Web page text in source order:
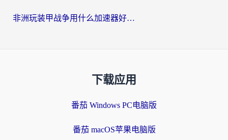
非洲玩装甲战争用什么加速器好？海外党亲测有效的国服游戏加速方案
下载应用
番茄 Windows PC电脑版
番茄 macOS苹果电脑版